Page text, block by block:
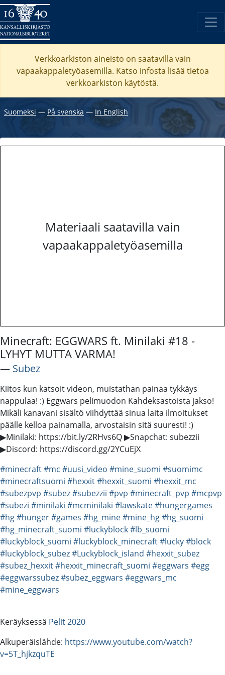
Verkkoarkiston aineisto on saatavilla vain
vapaakappaletyöasemilla. Katso infosta lisää tietoa
verkkoarkiston käytöstä.
Suomeksi ― På svenska ― In English
Materiaali saatavilla vain
vapaakappaletyöasemilla
Minecraft: EGGWARS ft. Minilaki #18 -
LYHYT MUTTA VARMA!
― Subez
Kiitos kun katsoit videon, muistathan painaa tykkäys
nappulaa! :) Eggwars pelimuodon Kahdeksastoista jakso!
Mikäli kanavani sisältö viihdyttää sinua laita ilmoitukset
päälle kelloa painamalla, arvostaisin sitä suuresti! :)
▶Minilaki: https://bit.ly/2RHvs6Q ▶Snapchat: subezzii
▶Discord: https://discord.gg/2YCuEjX
#minecraft#mc #uusi_video #mine_suomi #suomimc
#minecraftsuomi #hexxit#hexxit_suomi #hexxit_mc
#subezpvp #subez#subezzii #pvp #minecraft_pvp #mcpvp
#subezi #minilaki #mcminilaki #lawskate#hungergames
#hg#hunger#games #hg_mine#mine_hg#hg_suomi
#hg_minecraft_suomi #luckyblock#lb_suomi
#luckyblock_suomi #luckyblock_minecraft#lucky#block
#luckyblock_subez#Luckyblock_island #hexxit_subez
#subez_hexxit#hexxit_minecraft_suomi #eggwars #egg
#eggwarssubez#subez_eggwars #eggwars_mc
#mine_eggwars
Keräyksessä Pelit 2020
Alkuperäislähde: https://www.youtube.com/watch?
v=5T_hjkzquTE